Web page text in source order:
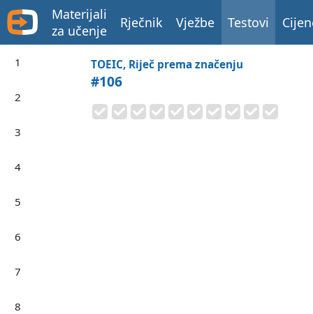
Materijali
za učenje
Rječnik Vježbe Testovi
1
2
3
4
5
6
7
8
TOEIC, Riječ prema značenju
#106